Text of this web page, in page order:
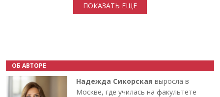
ПОКАЗАТЬ ЕЩЕ
ОБ АВТОРЕ
Надежда Сикорская выросла в
Москве, где училась на факультете